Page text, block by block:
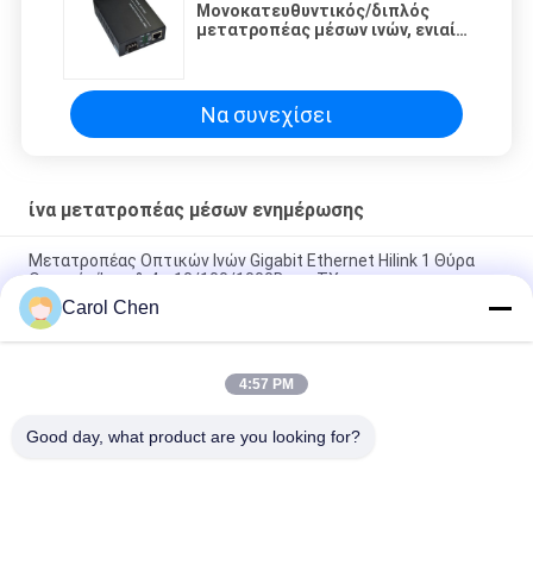
Μονοκατευθυντικός/διπλός
μετατροπέας μέσων ινών, ενιαία
Να συνεχίσει
ίνα μετατροπέας μέσων ενημέρωσης
Μετατροπέας Οπτικών Ινών Gigabit Ethernet Hilink 1 Θύρα
Οπτικής Ίνας & 4 x 10/100/1000Base TX
Βιομηχανικός διακόπτης Ethernet Hilink 4 θυρών
10/100/1000BASE-TX+1000Base-FX
BIDI WDM Μετατροπέας μέσων με μονοφυτική οπτική ίνα
Carol Chen
4:57 PM
Good day, what product are you looking for?